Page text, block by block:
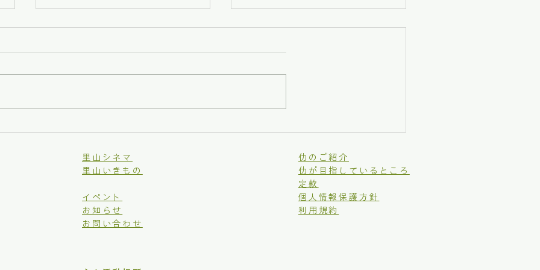
地元を味わう・虫沢の里芋
【芋煮会】
秋の味覚とまな板作り【蒸留
里山シネマ
里山いきもの
仂のご紹介
仂が目指しているところ
定款
イベント
お知らせ
個人情報保護方針
利用規約
お問い合わせ